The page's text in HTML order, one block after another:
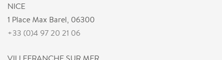
NICE
1 Place Max Barel, 06300
+33 (0)4 97 20 21 06